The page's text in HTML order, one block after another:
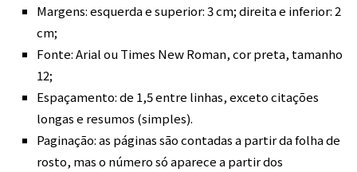
Margens: esquerda e superior: 3 cm; direita e inferior: 2
cm;
Fonte: Arial ou Times New Roman, cor preta, tamanho
12;
Espaçamento: de 1,5 entre linhas, exceto citações
longas e resumos (simples).
Paginação: as páginas são contadas a partir da folha de
rosto, mas o número só aparece a partir dos